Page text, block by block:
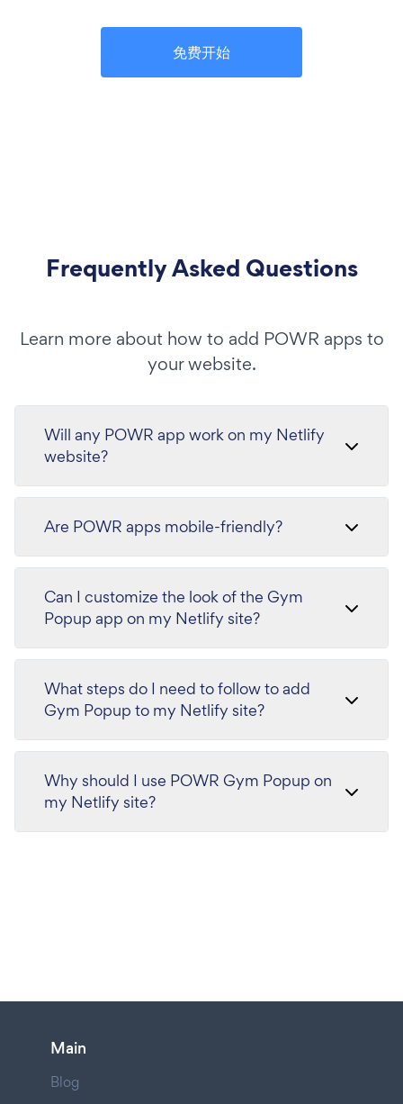
免费开始
Frequently Asked Questions
Learn more about how to add POWR apps to
your website.
Will any POWR app work on my Netlify
website?
Are POWR apps mobile-friendly?
Can I customize the look of the Gym
Popup app on my Netlify site?
What steps do I need to follow to add
Gym Popup to my Netlify site?
Why should I use POWR Gym Popup on
my Netlify site?
Main
Blog